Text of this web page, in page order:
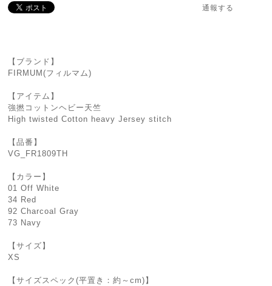
通報する
【ブランド】
FIRMUM(フィルマム)
【アイテム】
強撚コットンヘビー天竺
High twisted Cotton heavy Jersey stitch
【品番】
VG_FR1809TH
【カラー】
01 Off White
34 Red
92 Charcoal Gray
73 Navy
【サイズ】
XS
【サイズスペック(平置き：約～cm)】